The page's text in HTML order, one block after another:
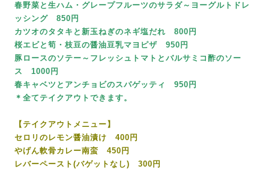
春野菜と生ハム・グレープフルーツのサラダ～ヨーグルトドレ
ッシング 850円
カツオのタタキと新玉ねぎのネギ塩だれ 800円
桜エビと筍・枝豆の醤油豆乳マヨピザ 950円
豚ロースのソテー～フレッシュトマトとバルサミコ酢のソー
ス 1000円
春キャベツとアンチョビのスパゲッティ 950円
＊全てテイクアウトできます。
【テイクアウトメニュー】
セロリのレモン醤油漬け 400円
やげん軟骨カレー南蛮 450円
レバーペースト(バゲットなし) 300円